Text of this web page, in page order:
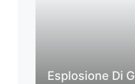
Esplosione Di